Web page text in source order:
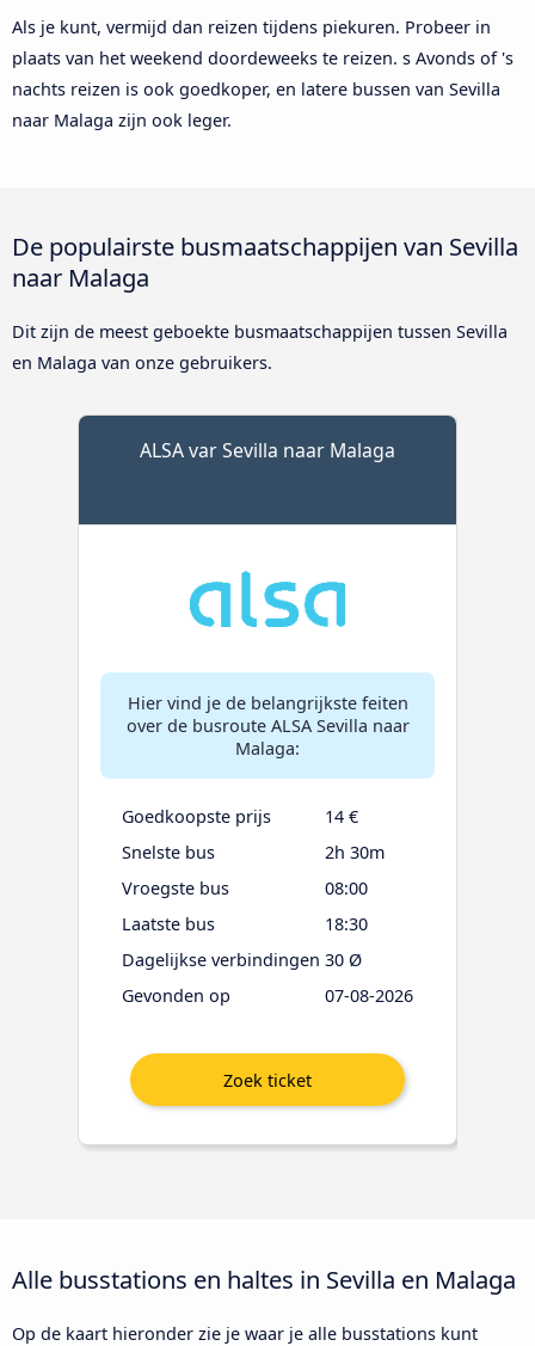
Als je kunt, vermijd dan reizen tijdens piekuren. Probeer in
plaats van het weekend doordeweeks te reizen. s Avonds of 's
nachts reizen is ook goedkoper, en latere bussen van Sevilla
naar Malaga zijn ook leger.
De populairste busmaatschappijen van Sevilla
naar Malaga
Dit zijn de meest geboekte busmaatschappijen tussen Sevilla
en Malaga van onze gebruikers.
ALSA var Sevilla naar Malaga
Hier vind je de belangrijkste feiten
over de busroute ALSA Sevilla naar
Malaga:
Goedkoopste prijs
14 €
Snelste bus
2h 30m
Vroegste bus
08:00
Laatste bus
18:30
Dagelijkse verbindingen 30 Ø
Gevonden op
07-08-2026
Alle busstations en haltes in Sevilla en Malaga
Op de kaart hieronder zie je waar je alle busstations kunt